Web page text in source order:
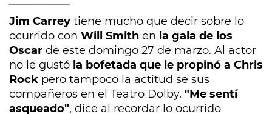
Jim Carrey tiene mucho que decir sobre lo
ocurrido con Will Smith en la gala de los
Oscar de este domingo 27 de marzo. Al actor
no le gustó la bofetada que le propinó a Chris
Rock pero tampoco la actitud se sus
compañeros en el Teatro Dolby. "Me sentí
asqueado", dice al recordar lo ocurrido